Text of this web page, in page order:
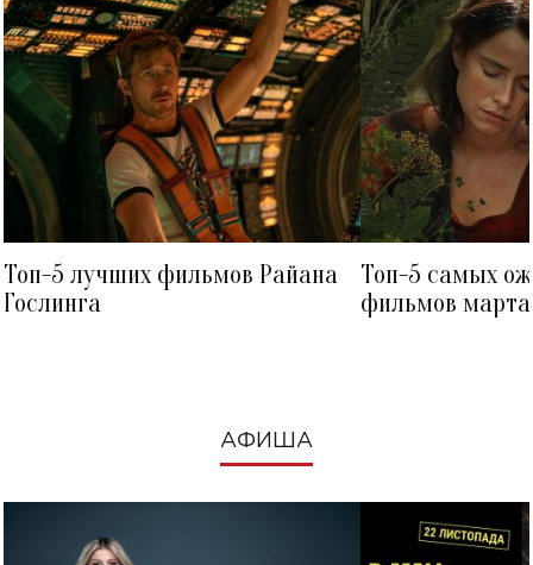
Топ-5 лучших фильмов Райана
Гослинга
Топ-5 самых
фильмов
АФИША